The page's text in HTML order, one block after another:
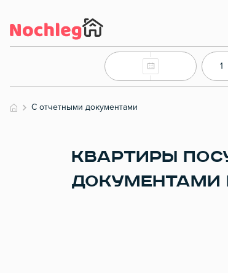
1
С отчетными документами
КВАРТИРЫ
ДОКУМЕНТАМИ